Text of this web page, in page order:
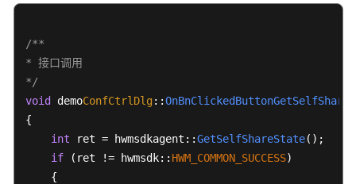
能
会
议
室
用
/**
* 接口调用
*/
void
demoConfCtrlDlg ::
{
int ret = hwmsdkagent::GetSelfShareState();
if (ret != hwmsdk:: HWM_COMMON_SUCCESS)
    {